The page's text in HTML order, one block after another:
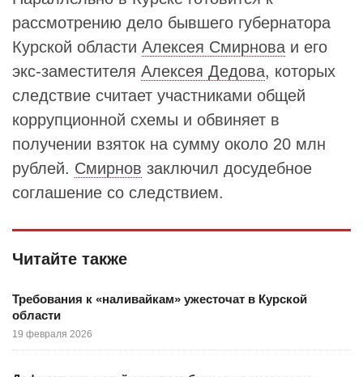
рассмотрению дело бывшего губернатора
Курской области Алексея Смирнова и его
экс-заместителя Алексея Дедова, которых
следствие считает участниками общей
коррупционной схемы и обвиняет в
получении взяток на сумму около 20 млн
рублей. Смирнов заключил досудебное
соглашение со следствием.
Читайте также
Требования к «наливайкам» ужесточат в Курской
области
19 февраля 2026